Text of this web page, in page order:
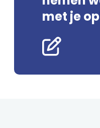
met je